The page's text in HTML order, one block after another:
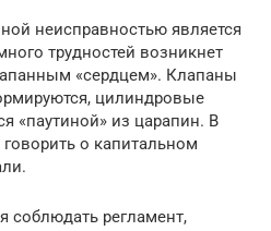
неисправностью является
трудностей возникнет
«сердцем». Клапаны
цилиндровые
«паутиной» из царапин. В
о капитальном
соблюдать регламент,